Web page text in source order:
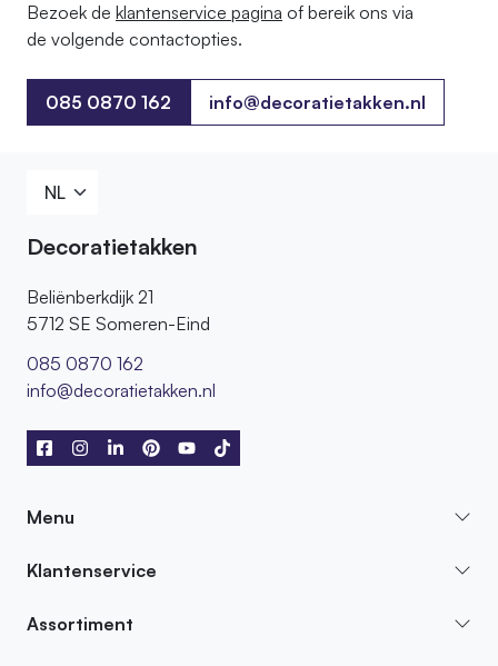
Bezoek de klantenservice pagina of bereik ons ​​via
de volgende contactopties.
085 0870 162
085 0870 162
info@decoratietakken.nl
Decoratietakken
Beliënberkdijk 21
5712 SE Someren-Eind
085 0870 162
info@decoratietakken.nl
Menu
Klantenservice
Assortiment